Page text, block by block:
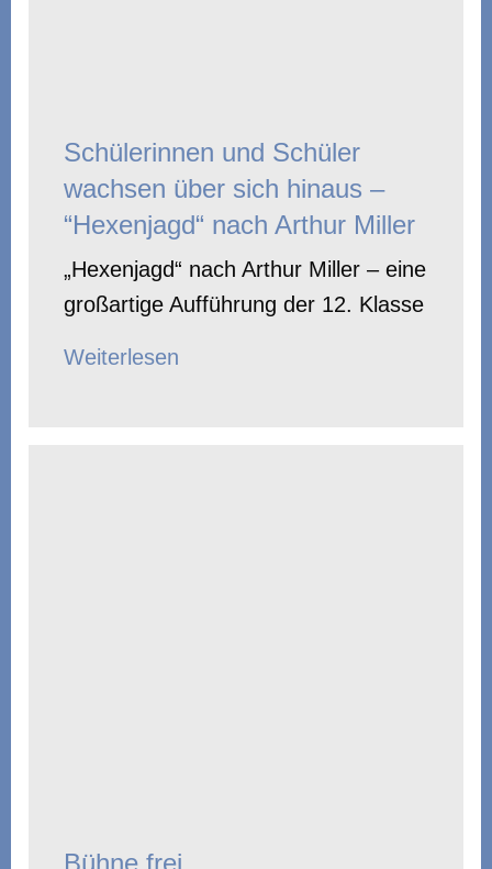
Schülerinnen und Schüler
wachsen über sich hinaus –
“Hexenjagd“ nach Arthur Miller
„Hexenjagd“ nach Arthur Miller – eine
großartige Aufführung der 12. Klasse
Weiterlesen
Bühne frei